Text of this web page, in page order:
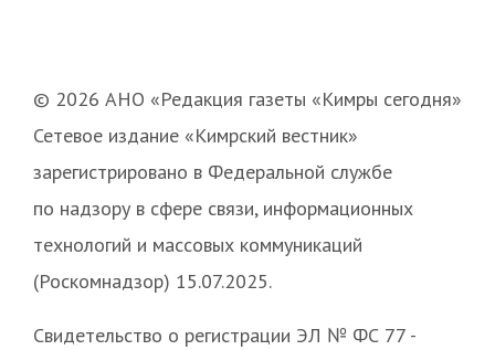
© 2026 АНО «Редакция газеты «Кимры сегодня»
Сетевое издание «Кимрский вестник»
зарегистрировано в Федеральной службе
по надзору в сфере связи, информационных
технологий и массовых коммуникаций
(Роскомнадзор) 15.07.2025.
Свидетельство о регистрации ЭЛ № ФС 77 -